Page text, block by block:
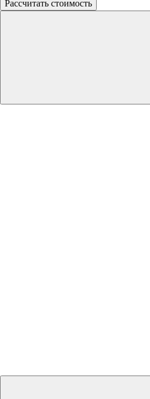
Рассчитать стоимость